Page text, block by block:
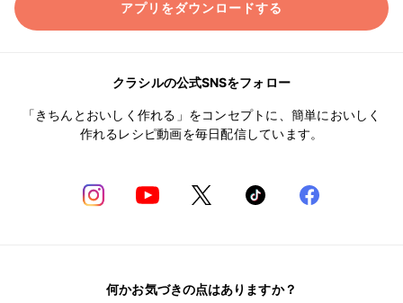
アプリをダウンロードする
クラシルの公式SNSをフォロー
「きちんとおいしく作れる」をコンセプトに、簡単においしく
作れるレシピ動画を毎日配信しています。
何かお気づきの点はありますか？